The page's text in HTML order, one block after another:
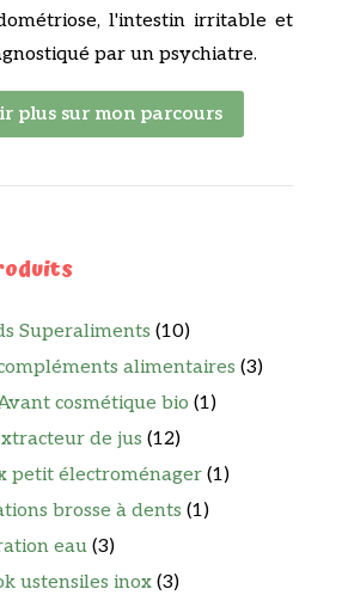
l'intestin irritable et
par un psychiatre.
plus sur mon parcours
Superaliments (10)
alimentaires (3)
cosmétique bio (1)
de jus (12)
petit électroménager (1)
brosse à dents (1)
eau (3)
ustensiles inox (3)